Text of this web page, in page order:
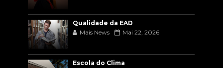
Qualidade da EAD
Mais News
Mai 22, 2026
Escola do Clima